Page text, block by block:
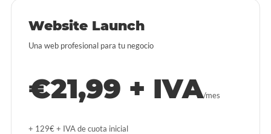
Website Launch
Una web profesional para tu negocio
€21,99 + IVA/mes
+ 129€ + IVA de cuota inicial